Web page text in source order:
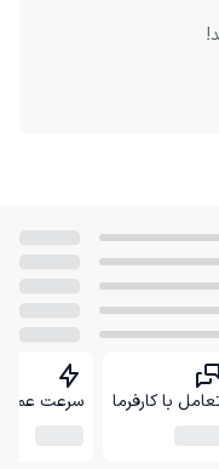
با کارفرما سرعت عمل